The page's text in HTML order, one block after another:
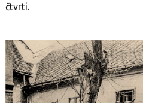
čtvrti.